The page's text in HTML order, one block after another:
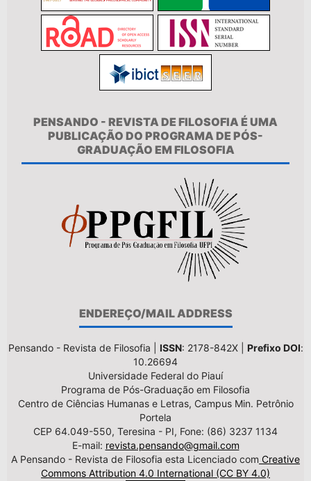
PENSANDO - REVISTA DE FILOSOFIA É UMA
PUBLICAÇÃO DO PROGRAMA DE PÓS-
GRADUAÇÃO EM FILOSOFIA
ENDEREÇO/MAIL ADDRESS
Pensando - Revista de Filosofia | ISSN: 2178-842X | Prefixo DOI:
10.26694
Universidade Federal do Piauí
Programa de Pós-Graduação em Filosofia
Centro de Ciências Humanas e Letras, Campus Min. Petrônio
Portela
CEP 64.049-550, Teresina - PI, Fone: (86) 3237 1134
E-mail: revista.pensando@gmail.com
A Pensando - Revista de Filosofia esta Licenciado com Creative
Commons Attribution 4.0 International (CC BY 4.0)